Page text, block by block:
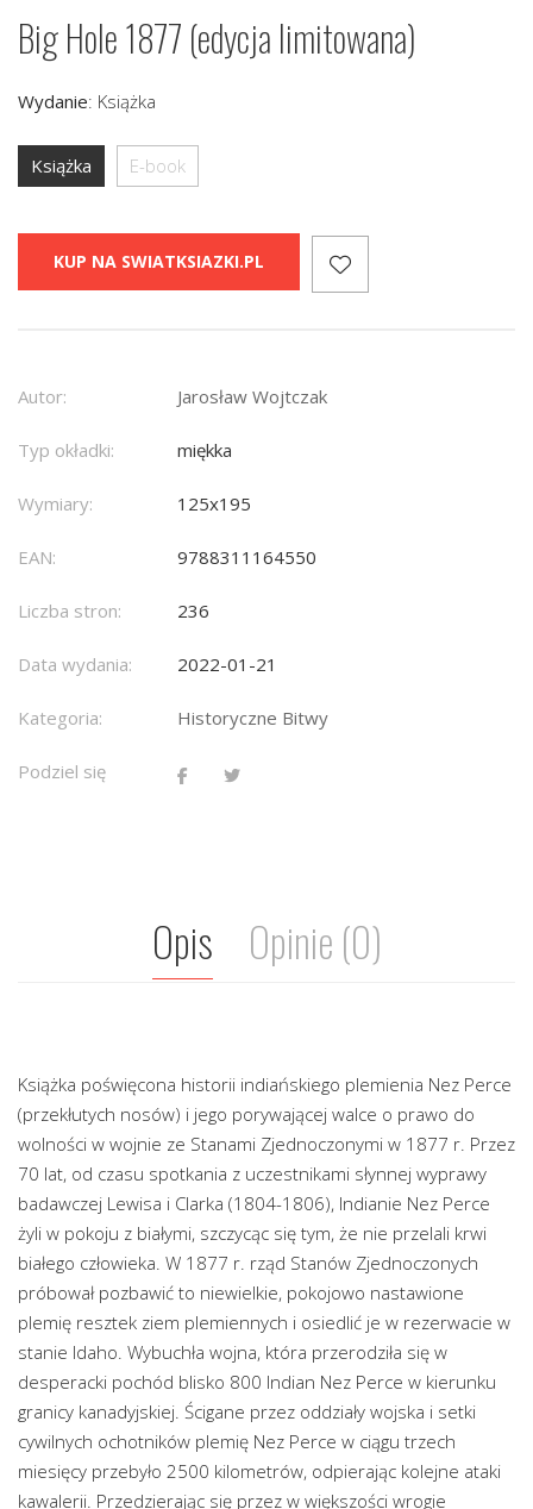
Big Hole 1877 (edycja limitowana)
Wydanie: Książka
Książka E-book
KUP NA SWIATKSIAZKI.PL
Autor: Jarosław Wojtczak
Typ okładki: miękka
Wymiary: 125x195
EAN: 9788311164550
Liczba stron: 236
Data wydania: 2022-01-21
Kategoria: Historyczne Bitwy
Podziel się
Opis Opinie (0)
Książka poświęcona historii indiańskiego plemienia Nez Perce
(przekłutych nosów) i jego porywającej walce o prawo do
wolności w wojnie ze Stanami Zjednoczonymi w 1877 r. Przez
70 lat, od czasu spotkania z uczestnikami słynnej wyprawy
badawczej Lewisa i Clarka (1804-1806), Indianie Nez Perce
żyli w pokoju z białymi, szczycąc się tym, że nie przelali krwi
białego człowieka. W 1877 r. rząd Stanów Zjednoczonych
próbował pozbawić to niewielkie, pokojowo nastawione
plemię resztek ziem plemiennych i osiedlić je w rezerwacie w
stanie Idaho. Wybuchła wojna, która przerodziła się w
desperacki pochód blisko 800 Indian Nez Perce w kierunku
granicy kanadyjskiej. Ścigane przez oddziały wojska i setki
cywilnych ochotników plemię Nez Perce w ciągu trzech
miesięcy przebyło 2500 kilometrów, odpierając kolejne ataki
kawalerii. Przedzierając się przez w większości wrogie